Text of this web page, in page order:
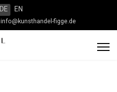
DE EN
info@kunsthandel-figge.de